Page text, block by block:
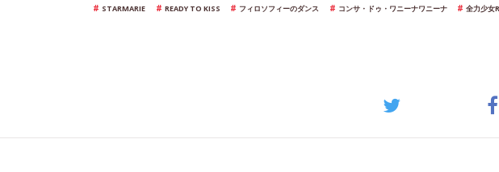
STARMARIE READY TO KISS フィロソフィーのダンス コンサ・ドゥ・ワニーナワニーナ 全力少女R